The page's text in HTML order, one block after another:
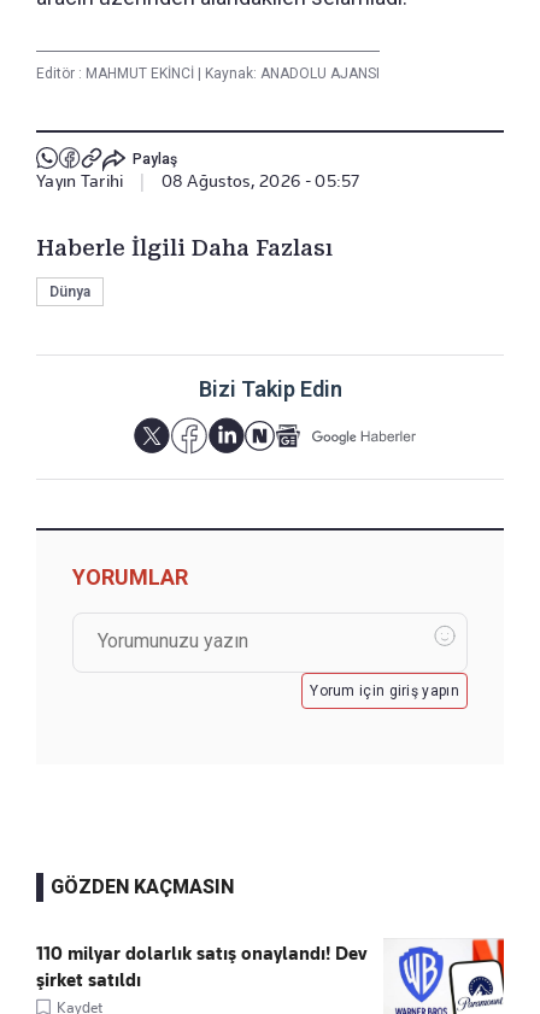
Editör : MAHMUT EKİNCİ | Kaynak: ANADOLU AJANSI
Paylaş
Yayın Tarihi 08 Ağustos, 2026 - 05:57
Haberle İlgili Daha Fazlası
Dünya
Bizi Takip Edin
YORUMLAR
Yorum için giriş yapın
GÖZDEN KAÇMASIN
110 milyar dolarlık satış onaylandı! Dev
şirket satıldı
Kaydet